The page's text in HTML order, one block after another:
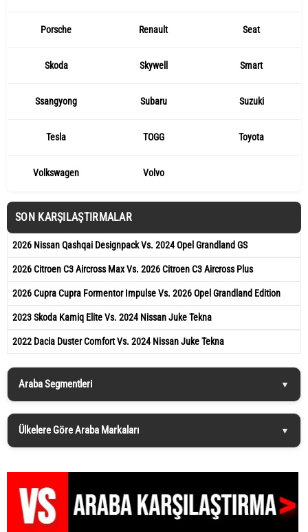
Porsche Renault Seat
Skoda Skywell Smart
Ssangyong Subaru Suzuki
Tesla TOGG Toyota
Volkswagen Volvo
SON KARŞILAŞTIRMALAR
2026 Nissan Qashqai Designpack Vs. 2024 Opel Grandland GS
2026 Citroen C3 Aircross Max Vs. 2026 Citroen C3 Aircross Plus
2026 Cupra Cupra Formentor Impulse Vs. 2026 Opel Grandland Edition
2023 Skoda Kamiq Elite Vs. 2024 Nissan Juke Tekna
2022 Dacia Duster Comfort Vs. 2024 Nissan Juke Tekna
Araba Segmentleri
Ülkelere Göre Araba Markaları